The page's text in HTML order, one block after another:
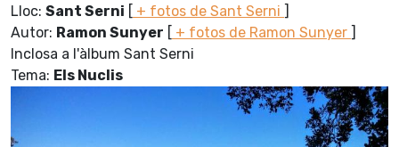
Lloc: Sant Serni [ + fotos de Sant Serni ]
Autor: Ramon Sunyer [ + fotos de Ramon Sunyer ]
Inclosa a l'àlbum Sant Serni
Tema: Els Nuclis